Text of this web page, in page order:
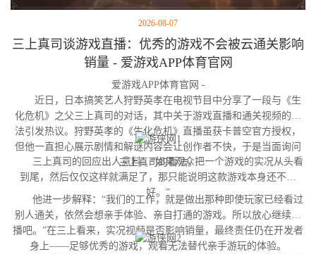
2026-08-07
三上真司谈游戏直播：优秀的游戏不会被云通关影响
销量 - 爱游戏APP体育官网
爱游戏APP体育官网 -
近日，日本搞笑艺人狩野英孝在电视节目中分享了一段与《生
化危机》之父三上真司的对话，其中关于游戏直播和通关视频的看
法引发热议。狩野英孝的《生化危机》直播虽获卡普空官方授权，
但他一直担心展示剧情和解谜内容会让创作者不快，于是当面询问
三上真司的看法。
三上真司的回应出人意料：“如果观众把一个游戏的实况从头看
到尾，然后仅仅这样就满足了，那只能说明这款游戏本身还不够
好。”
他进一步解释：“我们的工作，就是做出那种即使玩家已经看过
别人通关，依然会想亲手体验、亲自打通的游戏。所以放心继续直
播吧。”在三上看来，实况视频是否影响销量，最终责任仍在开发者
身上——足够优秀的游戏，观看无法替代亲手游玩的体验。